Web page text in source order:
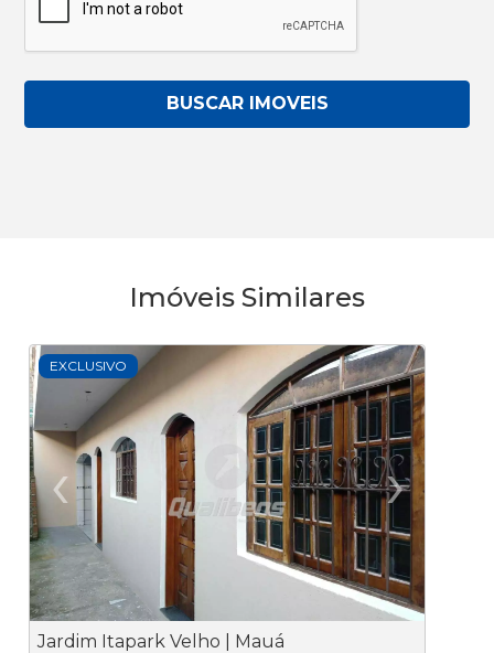
BUSCAR IMOVEIS
Imóveis Similares
EXCLUSIVO
‹
Previous
›
Jardim Itapark Velho | Mauá